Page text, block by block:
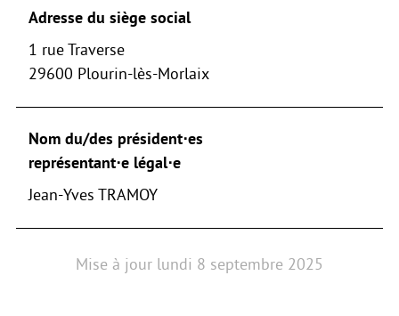
Adresse du siège social
1 rue Traverse
29600 Plourin-lès-Morlaix
Nom du/des président⋅es
représentant⋅e légal⋅e
Jean-Yves TRAMOY
Mise à jour lundi 8 septembre 2025